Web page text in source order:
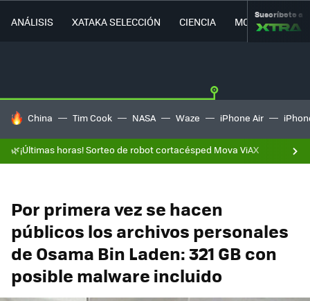
ANÁLISIS XATAKA SELECCIÓN CIENCIA MOVILIDAD
Suscríbete a
HOY SE HABLA DE
China Tim Cook NASA Waze iPhone Air
🌿¡Últimas horas! Sorteo de robot cortacésped Mova ViAX
Por primera vez se hacen
públicos los archivos personales
de Osama Bin Laden: 321 GB con
posible malware incluido